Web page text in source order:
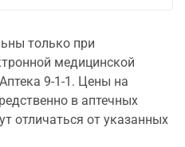
только при
медицинской
9-1-1. Цены на
в аптечных
отличаться от указанных